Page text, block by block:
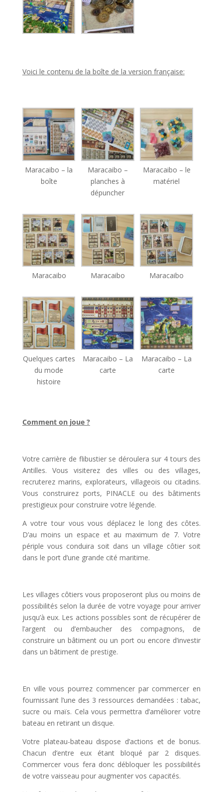
Voici le contenu de la boîte de la version française:
Maracaibo – la
boîte
Maracaibo –
planches à
dépuncher
Maracaibo – le
matériel
Maracaibo Maracaibo Maracaibo
Quelques cartes
du mode
histoire
Maracaibo – La
carte
Maracaibo – La
carte
Comment on joue ?
Votre carrière de flibustier se déroulera sur 4 tours des
Antilles. Vous visiterez des villes ou des villages,
recruterez marins, explorateurs, villageois ou citadins.
Vous construirez ports, PINACLE ou des bâtiments
prestigieux pour construire votre légende.
A votre tour vous vous déplacez le long des côtes.
D’au moins un espace et au maximum de 7. Votre
périple vous conduira soit dans un village côtier soit
dans le port d’une grande cité maritime.
Les villages côtiers vous proposeront plus ou moins de
possibilités selon la durée de votre voyage pour arriver
jusqu’à eux. Les actions possibles sont de récupérer de
l’argent ou d’embaucher des compagnons, de
construire un bâtiment ou un port ou encore d’investir
dans un bâtiment de prestige.
En ville vous pourrez commencer par commercer en
fournissant l’une des 3 ressources demandées : tabac,
sucre ou maïs. Cela vous permettra d’améliorer votre
bateau en retirant un disque.
Votre plateau-bateau dispose d’actions et de bonus.
Chacun d’entre eux étant bloqué par 2 disques.
Commercer vous fera donc débloquer les possibilités
de votre vaisseau pour augmenter vos capacités.